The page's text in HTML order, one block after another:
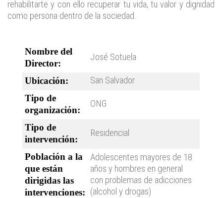
rehabilitarte y con ello recuperar tu vida, tu valor y dignidad
como persona dentro de la sociedad.
Nombre del
Director:
José Sotuela
Ubicación: San Salvador
Tipo de
organización:
ONG
Tipo de
intervención:
Residencial
Población a la
que están
dirigidas las
intervenciones:
Adolescentes mayores de 18
años y hombres en general
con problemas de adicciones
(alcohol y drogas)